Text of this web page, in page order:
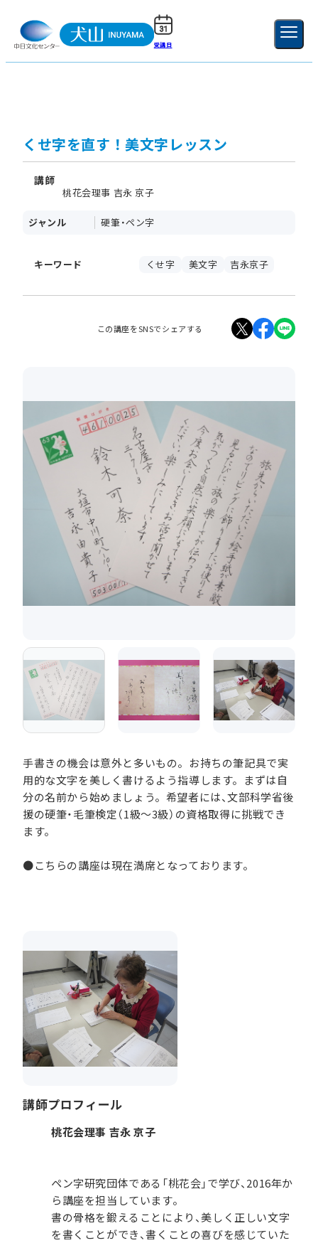
受講日 新規登録
くせ字を直す！美文字レッスン
講師
桃花会理事 吉永 京子
ジャンル 硬筆・ペン字
キーワード くせ字 美文字 吉永京子
この講座をSNSでシェアする
手書きの機会は意外と多いもの。お持ちの筆記具で実
用的な文字を美しく書けるよう指導します。まずは自
分の名前から始めましょう。希望者には、文部科学省後
援の硬筆・毛筆検定（1級～3級）の資格取得に挑戦でき
ます。
●こちらの講座は現在満席となっております。
講師プロフィール
桃花会理事 吉永 京子
ペン字研究団体である「桃花会」で学び、2016年か
ら講座を担当しています。
書の骨格を鍛えることにより、美しく正しい文字
を書くことができ、書くことの喜びを感じていた